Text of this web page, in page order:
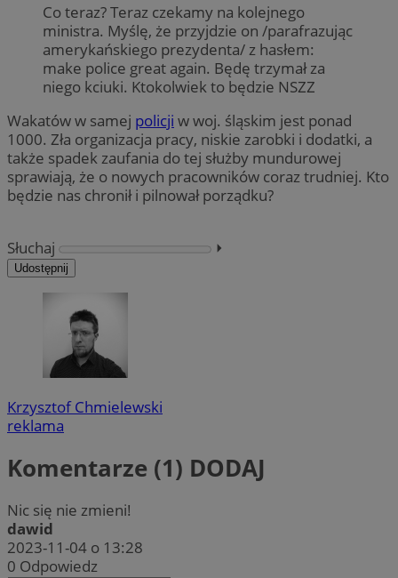
Co teraz? Teraz czekamy na kolejnego
ministra. Myślę, że przyjdzie on /parafrazując
amerykańskiego prezydenta/ z hasłem:
make police great again. Będę trzymał za
niego kciuki. Ktokolwiek to będzie NSZZ
Wakatów w samej policji w woj. śląskim jest ponad
1000. Zła organizacja pracy, niskie zarobki i dodatki, a
także spadek zaufania do tej służby mundurowej
sprawiają, że o nowych pracowników coraz trudniej. Kto
będzie nas chronił i pilnował porządku?
Słuchaj ⏵︎
Udostępnij
Krzysztof Chmielewski
reklama
Komentarze (1) DODAJ
Nic się nie zmieni!
dawid
2023-11-04 o 13:28
0 Odpowiedz